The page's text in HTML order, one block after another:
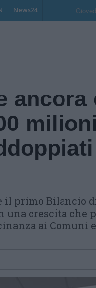
News24
ancora
il primo Bilancio
una crescita che
ai Comuni